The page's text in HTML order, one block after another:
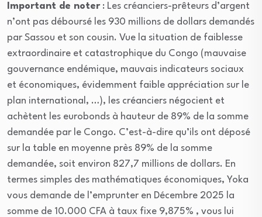
Important de noter: Les créanciers-prêteurs d’argent
n’ont pas déboursé les 930 millions de dollars demandés
par Sassou et son cousin. Vue la situation de faiblesse
extraordinaire et catastrophique du Congo (mauvaise
gouvernance endémique, mauvais indicateurs sociaux
et économiques, évidemment faible appréciation sur le
plan international, …), les créanciers négocient et
achètent les eurobonds à hauteur de 89% de la somme
demandée par le Congo. C’est-à-dire qu’ils ont déposé
sur la table en moyenne près 89% de la somme
demandée, soit environ 827,7 millions de dollars. En
termes simples des mathématiques économiques, Yoka
vous demande de l’emprunter en Décembre 2025 la
somme de 10.000 CFA à taux fixe 9,875% , vous lui